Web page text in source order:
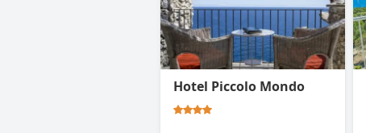
Hotel Piccolo Mondo